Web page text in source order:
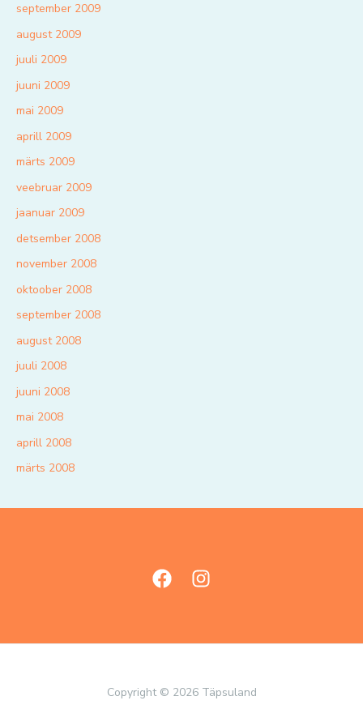
september 2009
august 2009
juuli 2009
juuni 2009
mai 2009
aprill 2009
märts 2009
veebruar 2009
jaanuar 2009
detsember 2008
november 2008
oktoober 2008
september 2008
august 2008
juuli 2008
juuni 2008
mai 2008
aprill 2008
märts 2008
Copyright © 2026 Täpsuland